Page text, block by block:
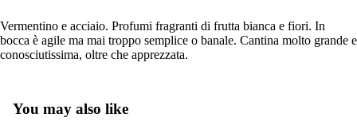
Vermentino e acciaio. Profumi fragranti di frutta bianca e fiori. In
bocca è agile ma mai troppo semplice o banale. Cantina molto grande e
conosciutissima, oltre che apprezzata.
You may also like